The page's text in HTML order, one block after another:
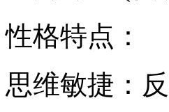
性格特点：
思维敏捷：